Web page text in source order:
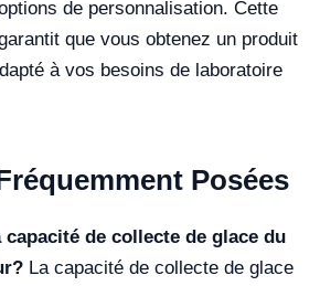
de personnalisation. Cette
que vous obtenez un produit
à vos besoins de laboratoire
Posées
capacité de collecte de glace du
La capacité de collecte de glace